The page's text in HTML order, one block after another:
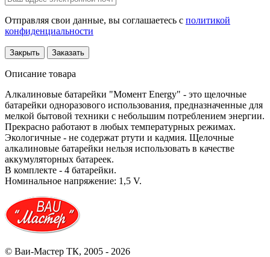
Отправляя свои данные, вы соглашаетесь с политикой
конфиденциальности
Закрыть Заказать
Описание товара
Алкалиновые батарейки "Момент Energy" - это щелочные
батарейки одноразового использования, предназначенные для
мелкой бытовой техники с небольшим потреблением энергии.
Прекрасно работают в любых температурных режимах.
Экологичные - не содержат ртути и кадмия. Щелочные
алкалиновые батарейки нельзя использовать в качестве
аккумуляторных батареек.
В комплекте - 4 батарейки.
Номинальное напряжение: 1,5 V.
© Ваи-Мастер ТК, 2005 - 2026